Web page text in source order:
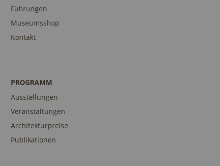
Führungen
Museumsshop
Kontakt
PROGRAMM
Ausstellungen
Veranstaltungen
Architekturpreise
Publikationen